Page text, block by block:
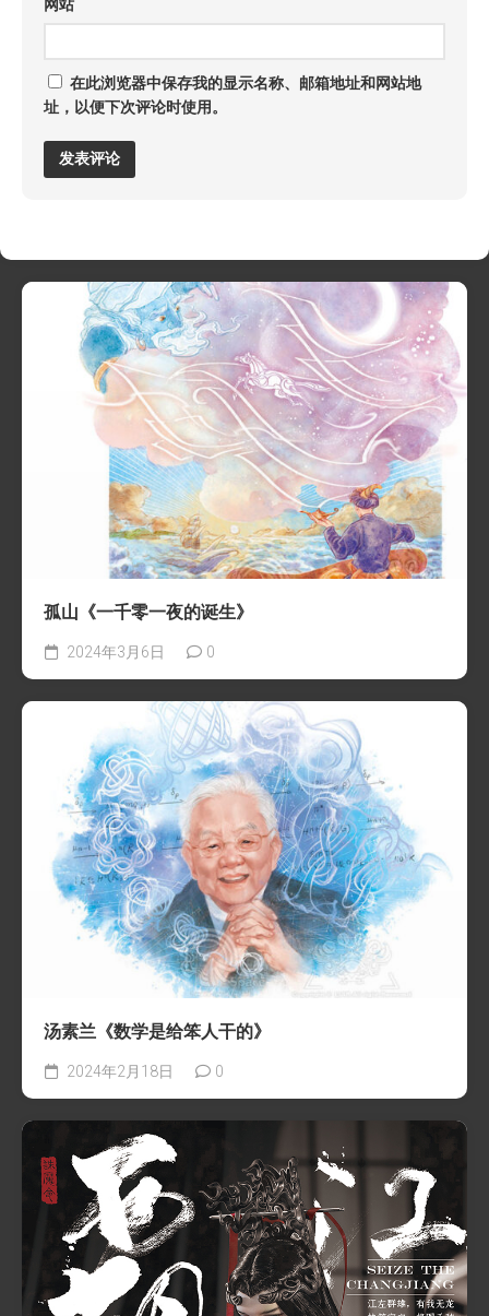
网站
在此浏览器中保存我的显示名称、邮箱地址和网站地
址，以便下次评论时使用。
孤山《一千零一夜的诞生》
2024年3月6日 0
汤素兰《数学是给笨人干的》
2024年2月18日 0